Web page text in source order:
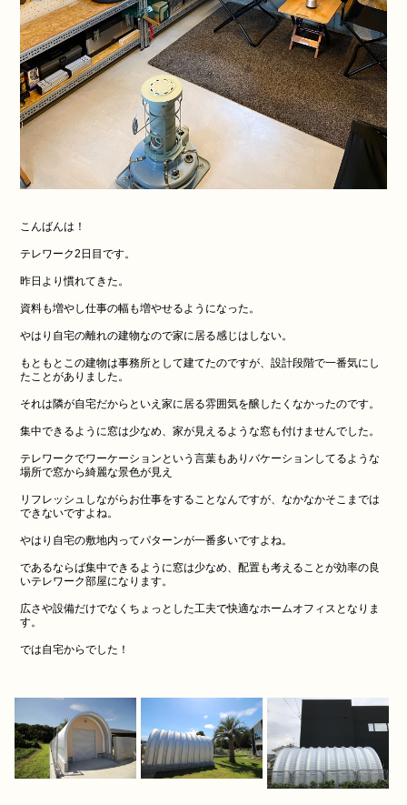
こんばんは！
テレワーク2日目です。
昨日より慣れてきた。
資料も増やし仕事の幅も増やせるようになった。
やはり自宅の離れの建物なので家に居る感じはしない。
もともとこの建物は事務所として建てたのですが、設計段階で一番気にし
たことがありました。
それは隣が自宅だからといえ家に居る雰囲気を醸したくなかったのです。
集中できるように窓は少なめ、家が見えるような窓も付けませんでした。
テレワークでワーケーションという言葉もありバケーションしてるような
場所で窓から綺麗な景色が見え
リフレッシュしながらお仕事をすることなんですが、なかなかそこまでは
できないですよね。
やはり自宅の敷地内ってパターンが一番多いですよね。
であるならば集中できるように窓は少なめ、配置も考えることが効率の良
いテレワーク部屋になります。
広さや設備だけでなくちょっとした工夫で快適なホームオフィスとなりま
す。
では自宅からでした！